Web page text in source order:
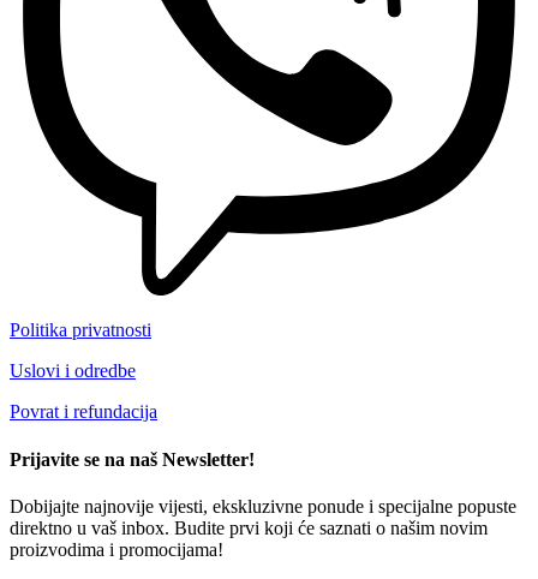
Politika privatnosti
Uslovi i odredbe
Povrat i refundacija
Prijavite se na naš Newsletter!
Dobijajte najnovije vijesti, ekskluzivne ponude i specijalne popuste
direktno u vaš inbox. Budite prvi koji će saznati o našim novim
proizvodima i promocijama!